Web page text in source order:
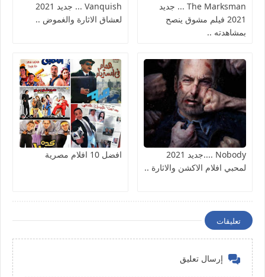
The Marksman ... جديد
2021 فيلم مشوق ينصح
بمشاهدته ..
Vanquish ... جديد 2021
لعشاق الاثارة والغموض ..
Nobody ....جديد 2021
لمحبي افلام الاكشن والاثارة ..
افضل 10 افلام مصرية
تعليقات
إرسال تعليق